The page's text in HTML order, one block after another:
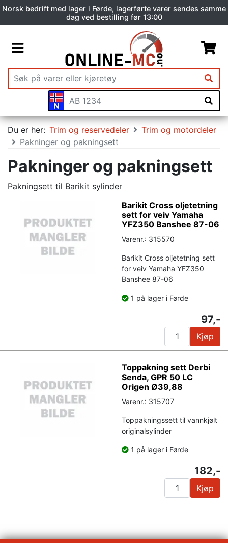
Norsk bedrift med lager i Førde, lagerførte varer sendes samme
dag ved bestilling før 13:00
Du er her: Trim og reservedeler
Trim og motordeler
Pakninger og pakningsett
Pakninger og pakningsett
Pakningsett til Barikit sylinder
Barikit Cross oljetetning
sett for veiv Yamaha
YFZ350 Banshee 87-06
Varenr.: 315570
Barikit Cross oljetetning sett
for veiv Yamaha YFZ350
Banshee 87-06
1 på lager i Førde
97,-
Kjøp
Toppakning sett Derbi
Senda, GPR 50 LC
Origen Ø39,88
Varenr.: 315707
Toppakningssett til vannkjølt
originalsylinder
1 på lager i Førde
182,-
Kjøp